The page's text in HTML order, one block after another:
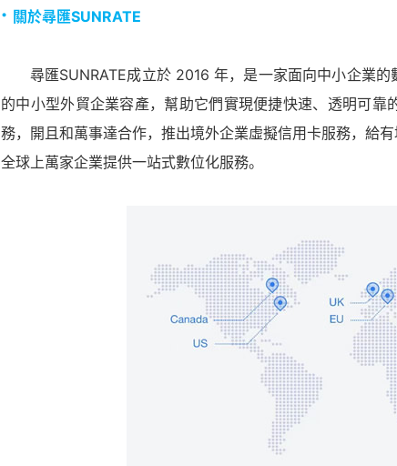
· 關於尋匯SUNRATE
尋匯SUNRATE成立於 2016 年，是一家面向中小企業
的中小型外貿企業容產，幫助它們實現便捷快速、透明可
務，開且和萬事達合作，推出境外企業虛擬信用卡服務，給
全球上萬家企業提供一站式數位化服務。